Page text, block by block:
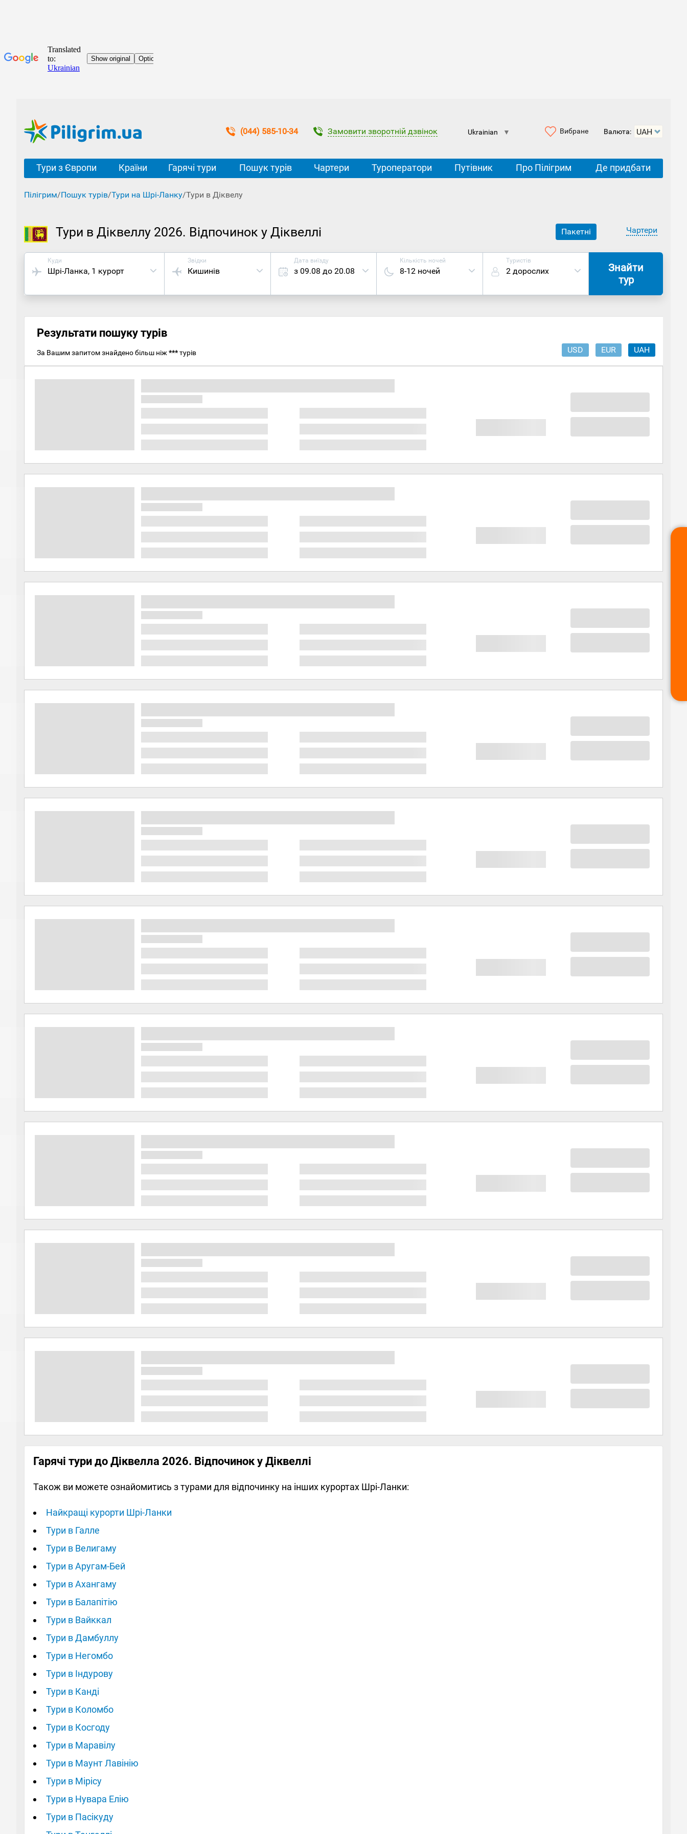
(044) 585-10-34 Замовити зворотній дзвінок Ukrainian ▼ Вибране Валюта:
Тури з Європи Країни Гарячі тури Пошук турів Чартери Туроператори Путівник Про Пілігрим Де придбати
Пілігрим/Пошук турів/Тури на Шрі-Ланку/Тури в Діквелу
Тури в Діквеллу 2026. Відпочинок у Діквеллі Пакетні Чартери
Куди
Шрі-Ланка, 1 курорт
Звідки
Кишинів
Дата виїзду
з 09.08 до 20.08
Кількість ночей
8-12 ночей
Туристів
2 дорослих
Знайти
тур
Результати пошуку турів
USD EUR UAH
За Вашим запитом знайдено більш ніж ***турів
Гарячі тури до Діквелла 2026. Відпочинок у Діквеллі
Також ви можете ознайомитись з турами для відпочинку на інших курортах Шрі-Ланки:
Найкращі курорти Шрі-Ланки
Тури в Галле
Тури в Велигаму
Тури в Аругам-Бей
Тури в Ахангаму
Тури в Балапітію
Тури в Вайккал
Тури в Дамбуллу
Тури в Негомбо
Тури в Індурову
Тури в Канді
Тури в Коломбо
Тури в Косгоду
Тури в Маравілу
Тури в Маунт Лавінію
Тури в Мірісу
Тури в Нувара Елію
Тури в Пасікуду